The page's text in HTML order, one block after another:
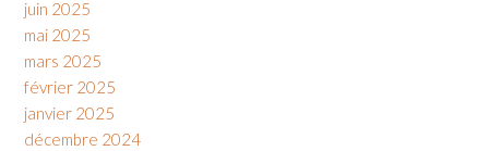
juin 2025
mai 2025
mars 2025
février 2025
janvier 2025
décembre 2024